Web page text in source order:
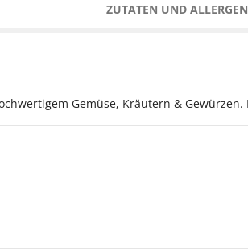
ZUTATEN UND
Gemüse, Kräutern &